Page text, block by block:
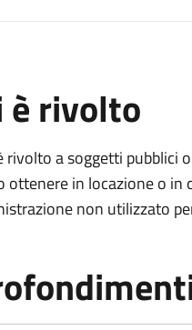
è rivolto
rivolto a soggetti pubblici
ottenere in locazione o
non utilizzato